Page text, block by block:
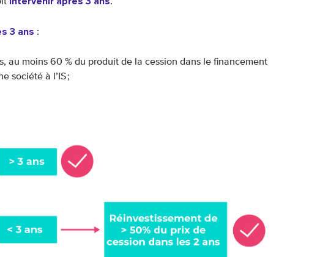
3 ans :
au moins 60 % du produit de la cession dans le financement
société à l’IS ;